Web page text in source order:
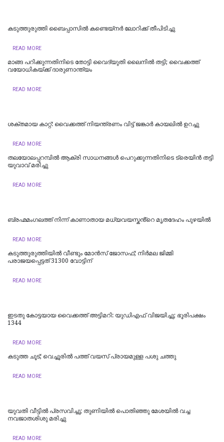
കടുത്തുരുത്തി ബൈപ്പാസിൽ കണ്ടെയ്നർ ലോറിക്ക് തീപിടിച്ചു
READ MORE
മാങ്ങ പറിക്കുന്നതിനിടെ തോട്ടി വൈദ്യുതി ലൈനില്‍ തട്ടി; വൈക്കത്ത്
വയോധികയ്ക്ക് ദാരുണാന്ത്യം
READ MORE
ശക്തമായ കാറ്റ്: വൈക്കത്ത് നിയന്ത്രണം വിട്ട് ജങ്കാർ കായലിൽ ഉറച്ചു
READ MORE
തലയോലപ്പറമ്പിൽ ആക്രി സാധനങ്ങൾ പെറുക്കുന്നതിനിടെ ട്രെയിൻ തട്ടി
യുവാവ് മരിച്ചു
READ MORE
ബ്രഹ്മമംഗലത്ത് നിന്ന് കാണാതായ മധ്യവയസ്കൻ്റെ മൃതദേഹം പുഴയിൽ
READ MORE
കടുത്തുരുത്തിയിൽ വീണ്ടും മോൻസ് ജോസഫ്; നിർമല ജിമ്മി
പരാജയപ്പെട്ടത് 31300 വോട്ടിന്
READ MORE
ഇടതു കോട്ടയായ വൈക്കത്ത് അട്ടിമറി: യുഡിഎഫ് വിജയിച്ചു; ഭൂരിപക്ഷം
1344
READ MORE
കടുത്ത ചൂട്; വെച്ചൂരിൽ പത്ത് വയസ് പ്രായമുള്ള പശു ചത്തു
READ MORE
യുവതി വീട്ടിൽ പ്രസവിച്ചു; തുണിയിൽ പൊതിഞ്ഞു മേശയിൽ വച്ച
നവജാതശിശു മരിച്ചു
READ MORE